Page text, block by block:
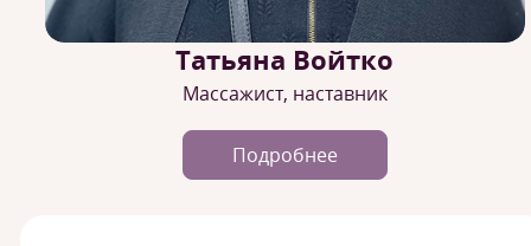
Татьяна Войтко
Массажист, наставник
Подробнее